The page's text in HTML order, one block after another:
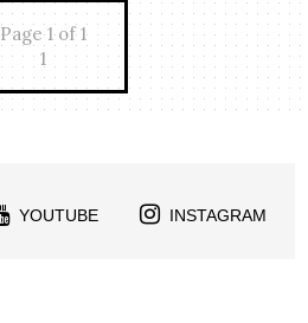
Page 1 of 1
1
YOUTUBE INSTAGRAM